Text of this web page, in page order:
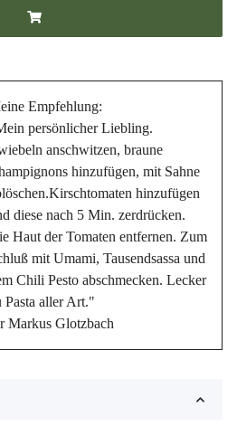
Empfehlung:
persönlicher Liebling.
anschwitzen, braune
hinzufügen, mit Sahne
hinzufügen
diese nach 5 Min. zerdrücken.
Haut der Tomaten entfernen. Zum
mit Umami, Tausendsassa und
Chili Pesto abschmecken. Lecker
Pasta aller Art."
Markus Glotzbach